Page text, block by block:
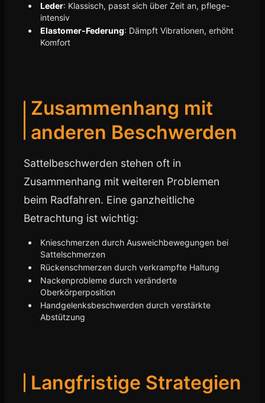
Leder: Klassisch, passt sich über Zeit an, pflege-
intensiv
Elastomer-Federung: Dämpft Vibrationen, erhöht
Komfort
Zusammenhang mit
anderen Beschwerden
Sattelbeschwerden stehen oft in
Zusammenhang mit weiteren Problemen
beim Radfahren. Eine ganzheitliche
Betrachtung ist wichtig:
Knieschmerzen durch Ausweichbewegungen bei
Sattelschmerzen
Rückenschmerzen durch verkrampfte Haltung
Nackenprobleme durch veränderte
Oberkörperposition
Handgelenksbeschwerden durch verstärkte
Abstützung
Langfristige Strategien